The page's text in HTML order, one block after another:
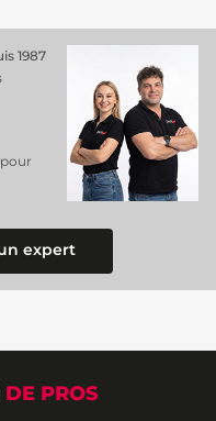
1987
expert
DE PROS